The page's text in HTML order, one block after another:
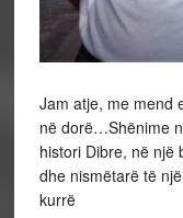
Jam atje, me mend
në dorë…Shënime
histori Dibre, në një
dhe nismëtarë të
kurrë